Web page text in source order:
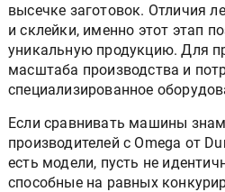
высечке заготовок. Отличия
и склейки, именно этот этап
уникальную продукцию. Для
масштаба производства и
специализированное
Если сравнивать машины
производителей с Omega от
есть модели, пусть не
способные на равных